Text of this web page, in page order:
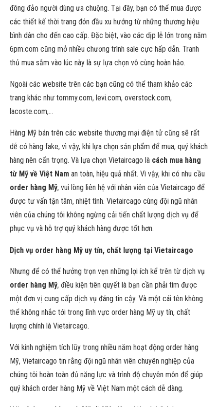
đông đảo người dùng ưa chuộng. Tại đây, bạn có thể mua được
các thiết kế thời trang đón đầu xu hướng từ những thương hiệu
bình dân cho đến cao cấp. Đặc biệt, vào các dịp lễ lớn trong năm
6pm.com cũng mở nhiều chương trình sale cực hấp dẫn. Tranh
thủ mua sắm vào lúc này là sự lựa chọn vô cùng hoàn hảo.
Ngoài các website trên các bạn cũng có thể tham khảo các
trang khác như tommy.com, levi.com, overstock.com,
lacoste.com,…
Hàng Mỹ bán trên các website thương mại điện tử cũng sẽ rất
dễ có hàng fake, vì vậy, khi lựa chọn sản phẩm để mua, quý khách
hàng nên cẩn trọng. Và lựa chọn Vietaircago là cách mua hàng
từ Mỹ về Việt Nam an toàn, hiệu quả nhất. Vì vậy, khi có nhu cầu
order hàng Mỹ, vui lòng liên hệ với nhân viên của Vietaircago để
được tư vấn tận tâm, nhiệt tình. Vietaircago cùng đội ngũ nhân
viên của chúng tôi không ngừng cải tiến chất lượng dịch vụ để
phục vụ và hỗ trợ quý khách hàng được tốt hơn.
Dịch vụ order hàng Mỹ uy tín, chất lượng tại Vietaircago
Nhưng để có thể hưởng trọn vẹn những lợi ích kể trên từ dịch vụ
order hàng Mỹ, điều kiện tiên quyết là bạn cần phải tìm được
một đơn vị cung cấp dịch vụ đáng tin cậy. Và một cái tên không
thể không nhắc tới trong lĩnh vực order hàng Mỹ uy tín, chất
lượng chính là Vietaircago.
Với kinh nghiệm tích lũy trong nhiều năm hoạt động order hàng
Mỹ, Vietaircago tin rằng đội ngũ nhân viên chuyên nghiệp của
chúng tôi hoàn toàn đủ năng lực và trình độ chuyên môn để giúp
quý khách order hàng Mỹ về Việt Nam một cách dễ dàng.